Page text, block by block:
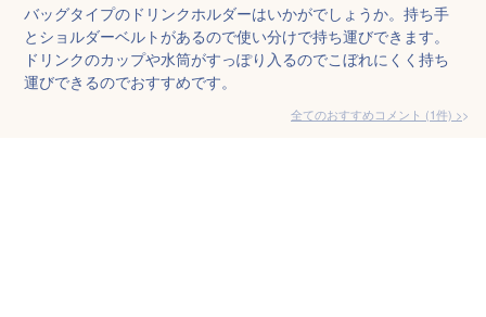
バッグタイプのドリンクホルダーはいかがでしょうか。持ち手
とショルダーベルトがあるので使い分けで持ち運びできます。
ドリンクのカップや水筒がすっぽり入るのでこぼれにくく持ち
運びできるのでおすすめです。
全てのおすすめコメント (1件) >